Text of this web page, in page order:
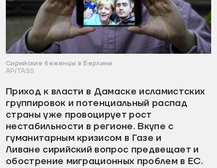
Сирийские беженцы в Берлине
AP/TASS
Приход к власти в Дамаске исламистских
группировок и потенциальный распад
страны уже провоцирует рост
нестабильности в регионе. Вкупе с
гуманитарным кризисом в Газе и
Ливане сирийский вопрос предвещает и
обострение миграционных проблем в ЕС.